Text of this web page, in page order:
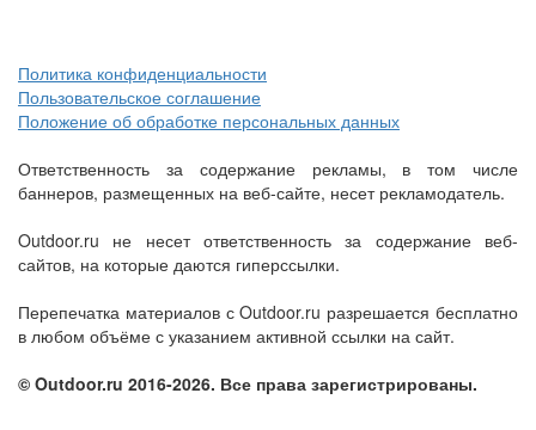
Политика конфиденциальности
Пользовательское соглашение
Положение об обработке персональных данных
Ответственность за содержание рекламы, в том числе
баннеров, размещенных на веб-сайте, несет рекламодатель.
Outdoor.ru не несет ответственность за содержание веб-
сайтов, на которые даются гиперссылки.
Перепечатка материалов с Outdoor.ru разрешается бесплатно
в любом объёме с указанием активной ссылки на сайт.
© Outdoor.ru 2016-2026. Все права зарегистрированы.